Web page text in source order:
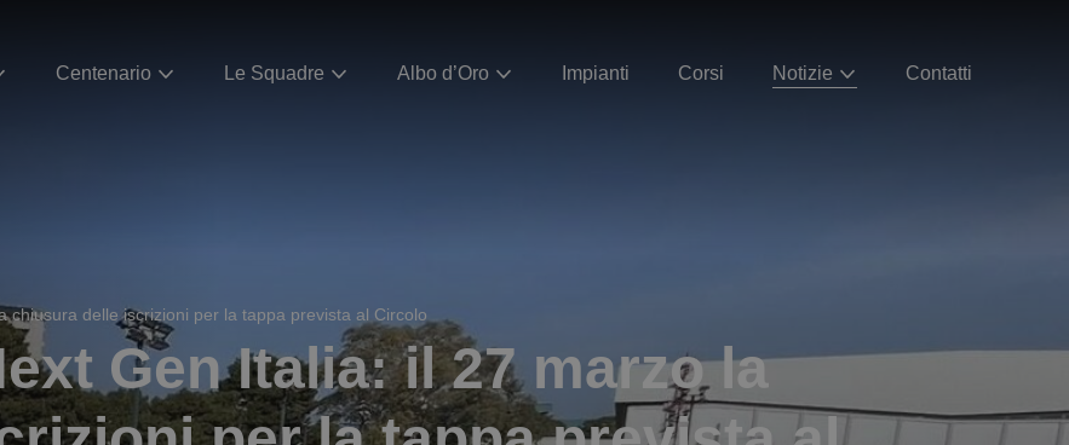
Centenario Le Squadre Albo d’Oro Impianti Corsi Notizie Contatti
chiusura delle iscrizioni per la tappa prevista al Circolo
Gen Italia: il 27 marzo la